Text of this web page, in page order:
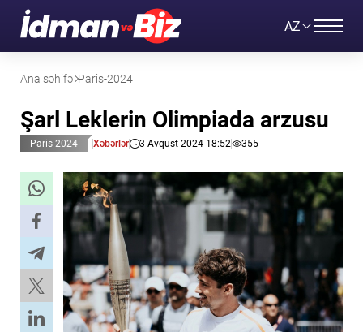
AZ
Ana səhifə Paris-2024
Şarl Leklerin Olimpiada arzusu
Paris-2024 Xəbərlər 3 Avqust 2024 18:52 355